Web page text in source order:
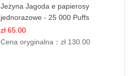
Jeżyna Jagoda e papierosy
jednorazowe - 25 000 Puffs
zł 65.00
Cena oryginalna：zł 130.00